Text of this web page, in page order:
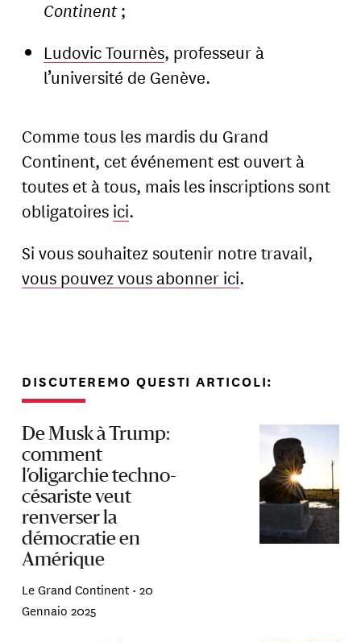
Continent;
Ludovic Tournès, professeur à
l’université de Genève.
Comme tous les mardis du Grand
Continent, cet événement est ouvert à
toutes et à tous, mais les inscriptions sont
obligatoires ici.
Si vous souhaitez soutenir notre travail,
vous pouvez vous abonner ici.
DISCUTEREMO QUESTI ARTICOLI:
De Musk à Trump:
comment
l’oligarchie techno-
césariste veut
renverser la
démocratie en
Amérique
Le Grand Continent •20
Gennaio 2025